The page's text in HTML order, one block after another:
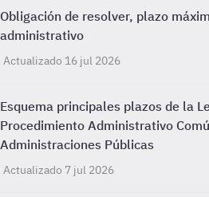
Obligación de resolver, plazo
administrativo
Actualizado 16 jul 2026
Esquema principales plazos de la
Procedimiento Administrativo
Administraciones Públicas
Actualizado 7 jul 2026